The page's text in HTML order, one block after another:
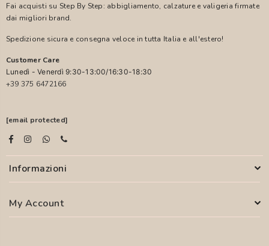
Fai acquisti su Step By Step: abbigliamento, calzature e valigeria firmate
dai migliori brand.
Spedizione sicura e consegna veloce in tutta Italia e all'estero!
Customer Care
Lunedì - Venerdì 9:30-13:00/16:30-18:30
+39 375 6472166
[email protected]
Informazioni
My Account